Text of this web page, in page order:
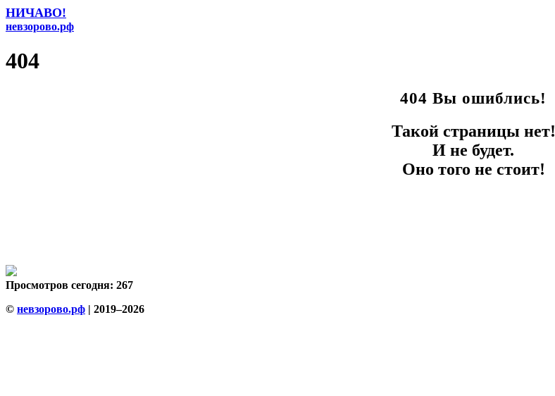
НИЧАВО!
невзорово.рф
404
404 Вы ошиблись!
Такой страницы нет!
И не будет.
Оно того не стоит!
Просмотров сегодня: 267
© невзорово.рф | 2019–2026